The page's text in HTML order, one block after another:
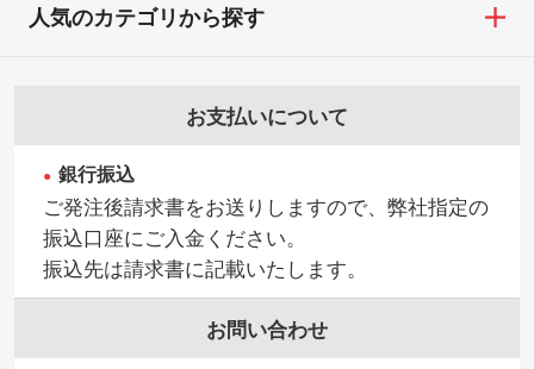
お支払いについて
銀行振込
ご発注後請求書をお送りしますので、弊社指定の
振込口座にご入金ください。
振込先は請求書に記載いたします。
お問い合わせ
人気のカテゴリから探す